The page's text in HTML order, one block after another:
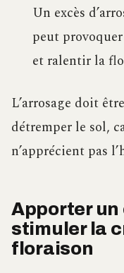
Un excès
peut
et ralentir la
L’arrosage doit
détremper le sol,
n’apprécient pas
Apporter un
stimuler la
floraison